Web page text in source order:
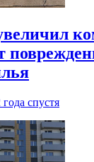
года спустя